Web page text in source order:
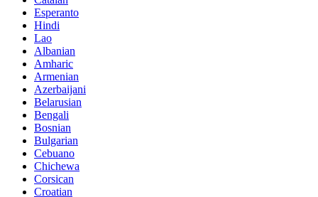
Esperanto
Hindi
Lao
Albanian
Amharic
Armenian
Azerbaijani
Belarusian
Bengali
Bosnian
Bulgarian
Cebuano
Chichewa
Corsican
Croatian